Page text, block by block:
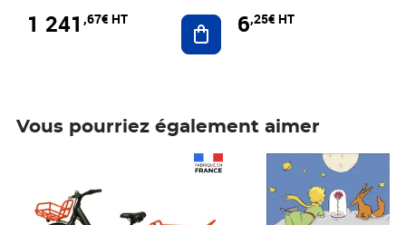
1 241 ,67€ HT Ajouter au panier
6,25€ HT
Vous pourriez également aimer
Prix 6,25€ HT